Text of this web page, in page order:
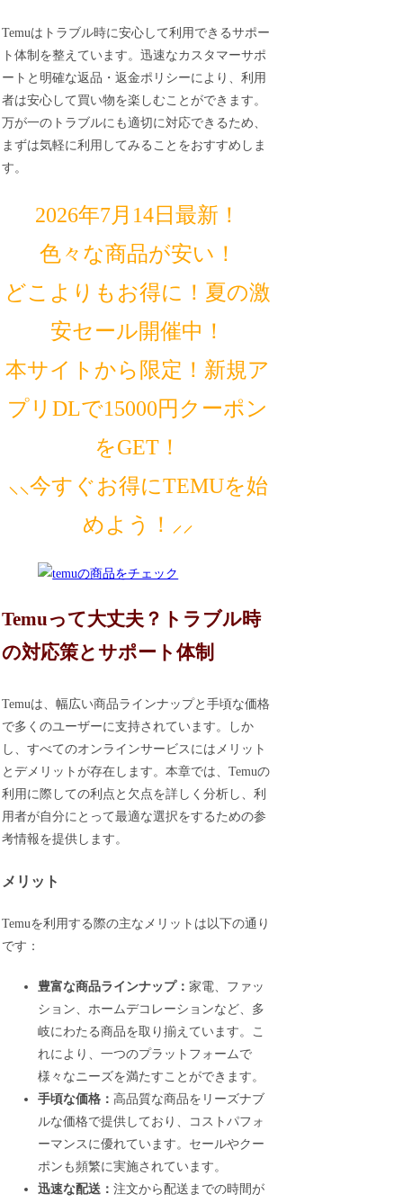
Temuはトラブル時に安心して利用できるサポー
ト体制を整えています。迅速なカスタマーサポ
ートと明確な返品・返金ポリシーにより、利用
者は安心して買い物を楽しむことができます。
万が一のトラブルにも適切に対応できるため、
まずは気軽に利用してみることをおすすめしま
す。
2026年7月14日最新！
色々な商品が安い！
どこよりもお得に！夏の激
安セール開催中！
本サイトから限定！新規ア
プリDLで15000円クーポン
をGET！
⸜⸜今すぐお得にTEMUを始
めよう！⸝⸝
Temuって大丈夫？トラブル時
の対応策とサポート体制
Temuは、幅広い商品ラインナップと手頃な価格
で多くのユーザーに支持されています。しか
し、すべてのオンラインサービスにはメリット
とデメリットが存在します。本章では、Temuの
利用に際しての利点と欠点を詳しく分析し、利
用者が自分にとって最適な選択をするための参
考情報を提供します。
メリット
Temuを利用する際の主なメリットは以下の通り
です：
豊富な商品ラインナップ：家電、ファッ
ション、ホームデコレーションなど、多
岐にわたる商品を取り揃えています。こ
れにより、一つのプラットフォームで
様々なニーズを満たすことができます。
手頃な価格： 高品質な商品をリーズナブ
ルな価格で提供しており、コストパフォ
ーマンスに優れています。セールやクー
ポンも頻繁に実施されています。
迅速な配送：注文から配送までの時間が